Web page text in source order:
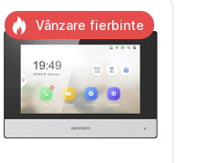
Vânzare fierbinte